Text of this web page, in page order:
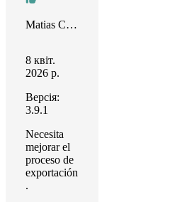
Matias Castro
8 квіт.
2026 р.
Версія:
3.9.1
Necesita
mejorar el
proceso de
exportación
.